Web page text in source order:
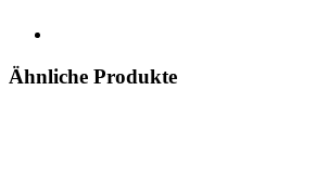
Ähnliche Produkte